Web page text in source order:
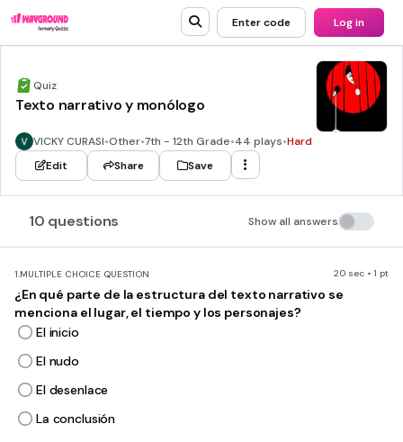
Enter code Log in
Quiz
Texto narrativo y monólogo
VICKY CURASI•Other•7th - 12th Grade•44 plays•Hard
Edit
Share Save
10 questions Show all answers
1.MULTIPLE CHOICE QUESTION 20 sec • 1 pt
¿En qué parte de la estructura del texto narrativo se
menciona el lugar, el tiempo y los personajes?
El inicio
El nudo
El desenlace
La conclusión